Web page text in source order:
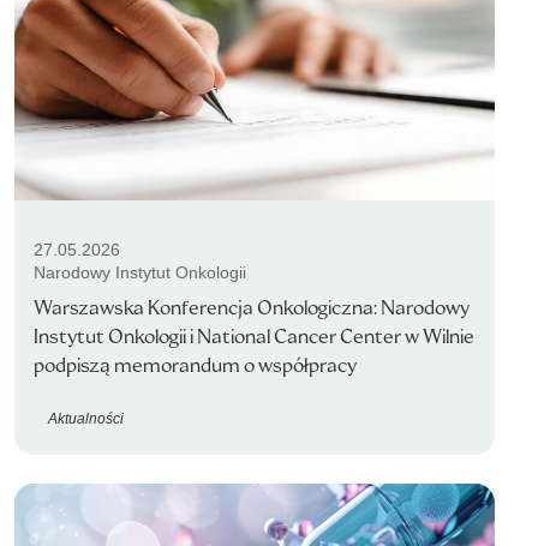
27.05.2026
Narodowy Instytut Onkologii
Warszawska Konferencja Onkologiczna: Narodowy
Instytut Onkologii i National Cancer Center w Wilnie
podpiszą memorandum o współpracy
Aktualności